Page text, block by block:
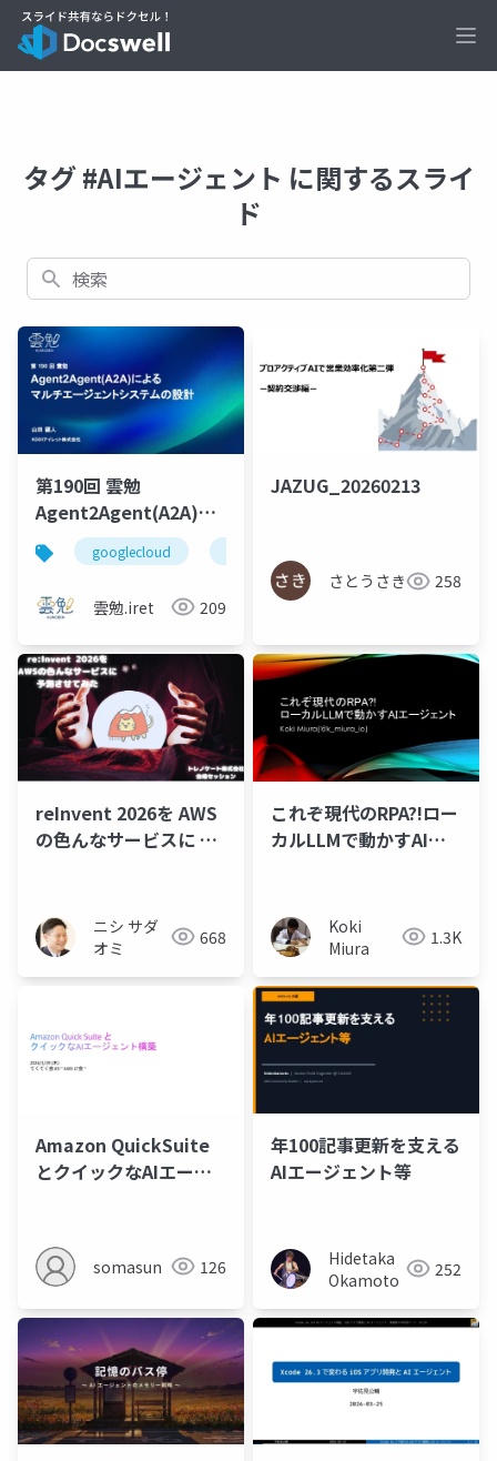
タグ #AIエージェント に関するスライ
ド
検索
第190回 雲勉
Agent2Agent(A2A)に
よるマルチエージェン
トシステムの設計
googlecloud
雲勉.iret 209
JAZUG_20260213
さとうさき 258
reInvent 2026を AWS
の色んなサービスに 予
ニシ サダ
オミ
668
これぞ現代のRPA?!ロー
カルLLMで動かすAIエ
Koki
Miura
1.3K
Amazon QuickSuite
とクイックなAIエージ
somasun 126
年100記事更新を支える
AIエージェント等
Hidetaka
Okamoto
252